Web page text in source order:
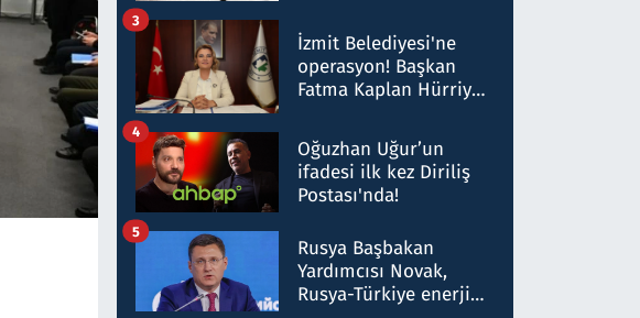
Milyar liralık para
trafiği tespit edildi
İzmit Belediyesi'ne
operasyon! Başkan
Fatma Kaplan Hürriyet
3
Oğuzhan Uğur’un
ifadesi ilk kez Diriliş
Postası'nda!
4
Rusya Başbakan
Yardımcısı Novak,
Rusya-Türkiye enerji
5